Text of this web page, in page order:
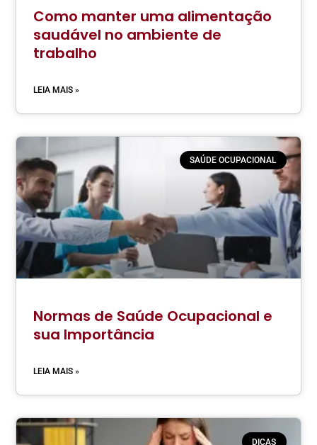
Como manter uma alimentação
saudável no ambiente de
trabalho
LEIA MAIS »
SAÚDE OCUPACIONAL
Normas de Saúde Ocupacional e
sua Importância
LEIA MAIS »
DICAS